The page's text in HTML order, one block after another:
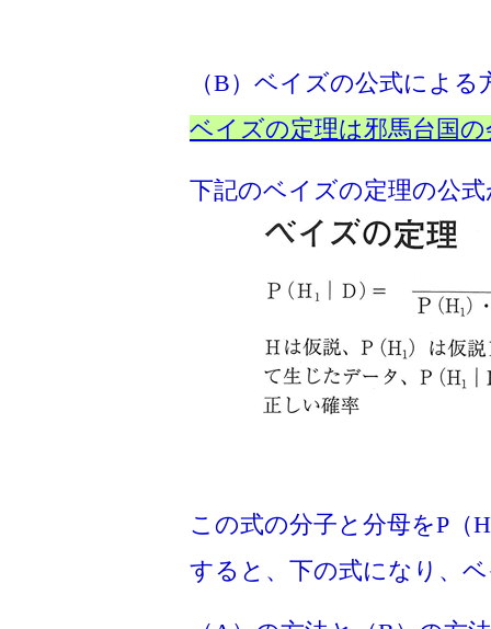
（B）ベイズの公式による
ベイズの定理は邪馬台国
下記のベイズの定理の公
この式の分子と分母をP（
すると、下の式になり、